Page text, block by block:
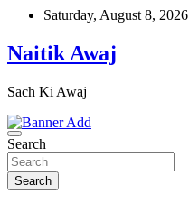
Skip
content
Saturday, August 8, 2026
Naitik Awaj
Sach Ki Awaj
Search
Search